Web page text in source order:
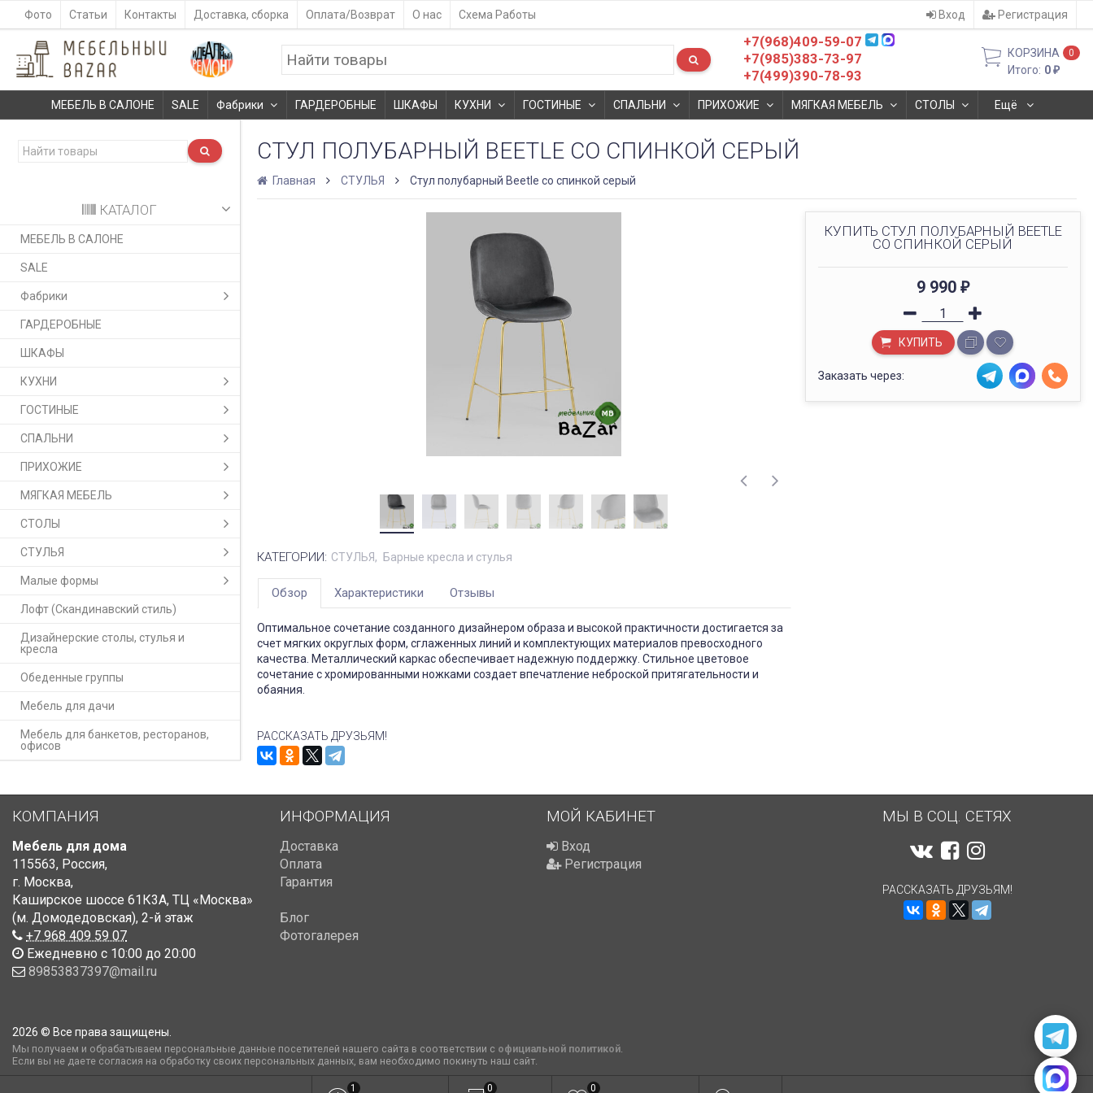
Фото Статьи Контакты Доставка, сборка Оплата/Возврат О нас Схема Работы Вход Регистрация
+7(968)409-59-07
+7(985)383-73-97
+7(499)390-78-93
КОРЗИНА 0
Итого: 0₽
МЕБЕЛЬ В САЛОНЕ SALE Фабрики ГАРДЕРОБНЫЕ ШКАФЫ КУХНИ ГОСТИНЫЕ СПАЛЬНИ ПРИХОЖИЕ МЯГКАЯ МЕБЕЛЬ СТОЛЫ Ещё
КАТАЛОГ
МЕБЕЛЬ В САЛОНЕ
SALE
Фабрики
ГАРДЕРОБНЫЕ
ШКАФЫ
КУХНИ
ГОСТИНЫЕ
СПАЛЬНИ
ПРИХОЖИЕ
МЯГКАЯ МЕБЕЛЬ
СТОЛЫ
СТУЛЬЯ
Малые формы
Лофт (Скандинавский стиль)
Дизайнерские столы, стулья и
кресла
Обеденные группы
Мебель для дачи
Мебель для банкетов, ресторанов,
офисов
СТУЛ ПОЛУБАРНЫЙ BEETLE СО СПИНКОЙ СЕРЫЙ
Главная СТУЛЬЯ Стул полубарный Beetle со спинкой серый
КУПИТЬ СТУЛ ПОЛУБАРНЫЙ BEETLE
СО СПИНКОЙ СЕРЫЙ
9 990 ₽
КУПИТЬ
Заказать через:
КАТЕГОРИИ: СТУЛЬЯ Барные кресла и стулья
Обзор Характеристики Отзывы
Оптимальное сочетание созданного дизайнером образа и высокой практичности достигается за
счет мягких округлых форм, сглаженных линий и комплектующих материалов превосходного
качества. Металлический каркас обеспечивает надежную поддержку. Стильное цветовое
сочетание с хромированными ножками создает впечатление неброской притягательности и
обаяния.
РАССКАЗАТЬ ДРУЗЬЯМ!
КОМПАНИЯ
Мебель для дома
115563, Россия,
г. Москва,
Каширское шоссе 61К3А, ТЦ «Москва»
(м. Домодедовская), 2-й этаж
+7 968 409 59 07
Ежедневно с 10:00 до 20:00
89853837397@mail.ru
ИНФОРМАЦИЯ
Доставка
Оплата
Гарантия
Блог
Фотогалерея
МОЙ КАБИНЕТ
Вход
Регистрация
МЫ В СОЦ. СЕТЯХ
РАССКАЗАТЬ ДРУЗЬЯМ!
2026 © Все права защищены.
Мы получаем и обрабатываем персональные данные посетителей нашего сайта в соответствии с официальной политикой.
Если вы не даете согласия на обработку своих персональных данных, вам необходимо покинуть наш сайт.
1 0 0